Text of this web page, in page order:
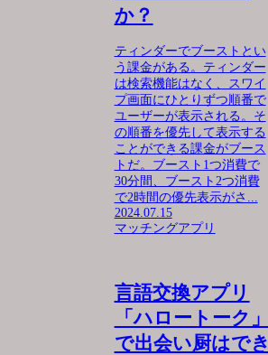
か？
ティンダーでブーストとい
う課金がある。ティンダー
は検索機能はなく、スワイ
プ画面にひとりずつ順番で
ユーザーが表示される。そ
の順番を優先して表示する
ことができる課金がブース
トだ。ブースト1つ消費で
30分間、ブースト2つ消費
で2時間の優先表示がさ...
2024.07.15
マッチングアプリ
言語交換アプリ
「ハロートーク」
で出会い厨はでき